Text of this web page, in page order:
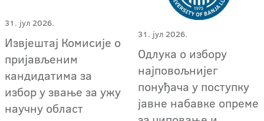
31. јул 2026.
Извјештај Комисије о
пријављеним
кандидатима за
избор у звање за ужу
научну област
31. јул 2026.
Одлука о избору
најповољнијег
понуђача у поступку
јавне набавке опреме